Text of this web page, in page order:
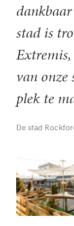
stad is
van onze
plek te
De stad